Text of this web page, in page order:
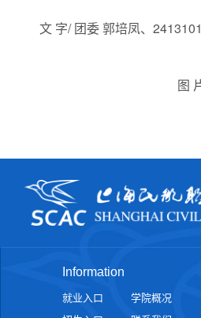
文 字/团委 郭培凤、
图
Information
就业入口
学院概况